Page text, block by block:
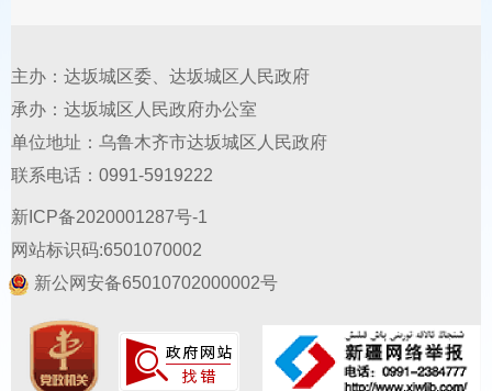
点（不超过
1.5 倍），但没纳入低保，生
活仍困难的家庭。
刚性支出困难户：收入没超当地居
为看病、上学、受灾等花了大钱，刚性
支出占年收入一半以上，财产符合规定
的家庭（比如家里有人得重病，医疗费
花光积蓄）。
主办：达坂城区委、达坂城区人民政府
承办：达坂城区人民政府办公室
单位地址：乌鲁木齐市达坂城区人民政府
联系电话：0991-5919222
新ICP备2020001287号-1
网站标识码:6501070002
新公网安备65010702000002号